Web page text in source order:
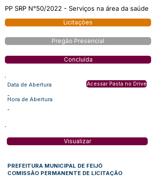
PP SRP N°50/2022 - Serviços na área da saúde
Licitações
Pregão Presencial
Concluída
Data de Abertura
-
Hora de Abertura
-
Acessar Pasta no Drive
Visualizar
PREFEITURA MUNICIPAL DE FEIJÓ
COMISSÃO PERMANENTE DE LICITAÇÃO